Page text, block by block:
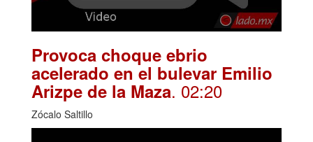
Provoca choque ebrio
acelerado en el bulevar Emilio
Arizpe de la Maza. 02:20
Zócalo Saltillo